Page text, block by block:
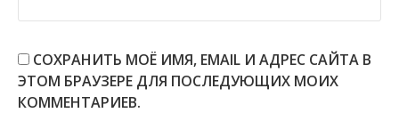
СОХРАНИТЬ МОЁ ИМЯ, EMAIL И АДРЕС САЙТА В
ЭТОМ БРАУЗЕРЕ ДЛЯ ПОСЛЕДУЮЩИХ МОИХ
КОММЕНТАРИЕВ.